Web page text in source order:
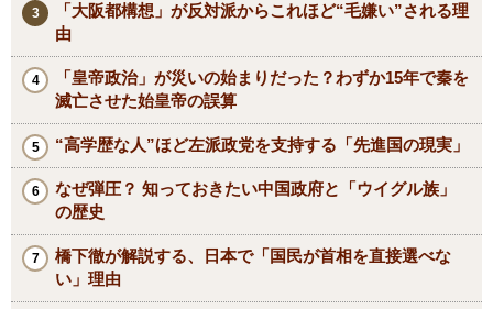
「大阪都構想」が反対派からこれほど“毛嫌い”される理
由
「皇帝政治」が災いの始まりだった？わずか15年で秦を
滅亡させた始皇帝の誤算
“高学歴な人”ほど左派政党を支持する「先進国の現実」
なぜ弾圧？ 知っておきたい中国政府と「ウイグル族」
の歴史
橋下徹が解説する、日本で「国民が首相を直接選べな
い」理由